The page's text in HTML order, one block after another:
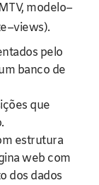
modelo–
pelo
banco de
que
estrutura
web com
dos dados